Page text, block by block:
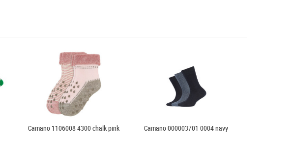
Camano 1106008 4300 chalk pink Camano 000003701 0004 navy